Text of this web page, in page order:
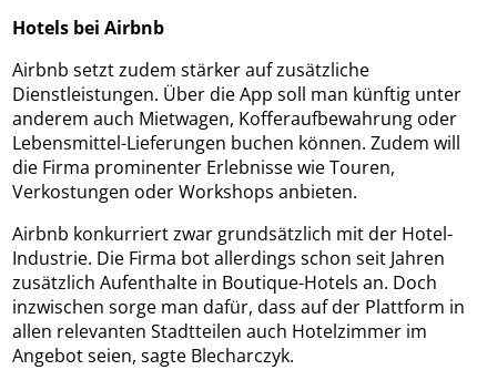
Hotels bei Airbnb
Airbnb setzt zudem stärker auf zusätzliche
Dienstleistungen. Über die App soll man künftig unter
anderem auch Mietwagen, Kofferaufbewahrung oder
Lebensmittel-Lieferungen buchen können. Zudem will
die Firma prominenter Erlebnisse wie Touren,
Verkostungen oder Workshops anbieten.
Airbnb konkurriert zwar grundsätzlich mit der Hotel-
Industrie. Die Firma bot allerdings schon seit Jahren
zusätzlich Aufenthalte in Boutique-Hotels an. Doch
inzwischen sorge man dafür, dass auf der Plattform in
allen relevanten Stadtteilen auch Hotelzimmer im
Angebot seien, sagte Blecharczyk.